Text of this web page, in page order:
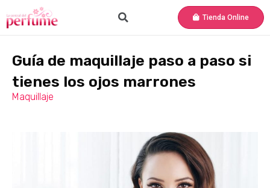
Tienda Online
Guía de maquillaje paso a paso si
tienes los ojos marrones
Maquillaje